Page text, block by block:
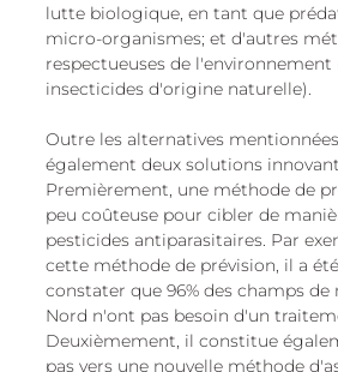
lutte biologique, en tant que
micro-organismes; et d'autres
respectueuses de l'environnement
insecticides d'origine naturelle).
Outre les alternatives
également deux solutions
Premièrement, une méthode de
peu coûteuse pour cibler de
pesticides antiparasitaires. Par
cette méthode de prévision, il a
constater que 96% des champs
Nord n'ont pas besoin d'un
Deuxièmement, il constitue
pas vers une nouvelle méthode